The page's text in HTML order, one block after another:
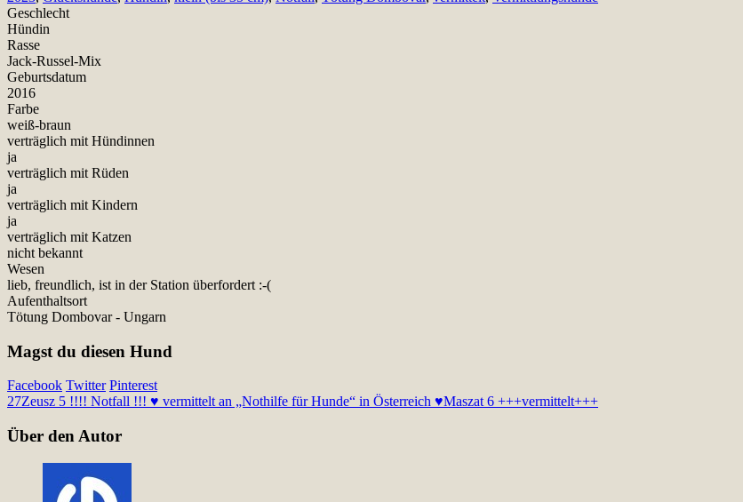
Geschlecht
Hündin
Rasse
Jack-Russel-Mix
Geburtsdatum
2016
Farbe
weiß-braun
verträglich mit Hündinnen
ja
verträglich mit Rüden
ja
verträglich mit Kindern
ja
verträglich mit Katzen
nicht bekannt
Wesen
lieb, freundlich, ist in der Station überfordert :-(
Aufenthaltsort
Tötung Dombovar - Ungarn
Magst du diesen Hund
Facebook Twitter Pinterest
27Zeusz 5 !!!! Notfall !!! ♥ vermittelt an „Nothilfe für Hunde“ in Österreich ♥Maszat 6 +++vermittelt+++
Über den Autor